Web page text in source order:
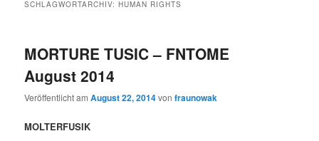
SCHLAGWORTARCHIV:HUMAN RIGHTS
MORTURE TUSIC – FNTOME
August 2014
Veröffentlicht amAugust 22, 2014vonfraunowak
MOLTERFUSIK